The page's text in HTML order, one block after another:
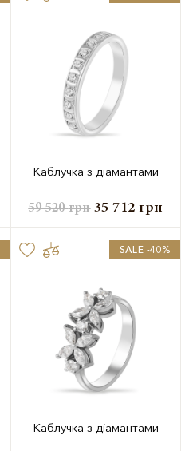
Каблучка з діамантами
59 520грн 35 712 грн
SALE -40%
Каблучка з діамантами